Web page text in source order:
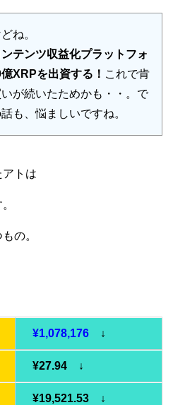
ね。
テンツ収益化プラットフォ
XRPを出資する！ これで肯
が続いたためかも・・。で
も、悩ましいですね。
アトは
の。
¥1,078,176 ↓
¥27.94 ↓
¥19,521.53 ↓